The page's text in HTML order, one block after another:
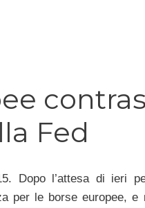
Fed
Dopo l’attesa di ieri
per le borse europee,